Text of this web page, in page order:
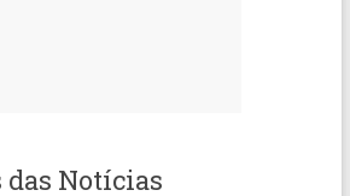
das Notícias